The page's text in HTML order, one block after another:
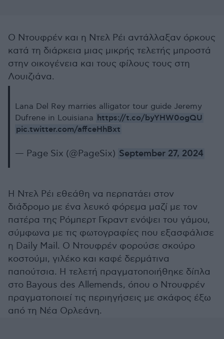
Ο Ντουφρέν και η Ντελ Ρέι αντάλλαξαν όρκους
κατά τη διάρκεια μιας μικρής τελετής μπροστά
στην οικογένεια και τους φίλους τους στη
Λουιζιάνα.
Lana Del Rey marries alligator tour guide Jeremy
Dufrene in Louisiana https://t.co/byYHW0ogQU
pic.twitter.com/affceHhBxt
— Page Six (@PageSix) September 27, 2024
Η Ντελ Ρέι εθεάθη να περπατάει στον
διάδρομο με ένα λευκό φόρεμα μαζί με τον
πατέρα της Ρόμπερτ Γκραντ ενόψει του γάμου,
σύμφωνα με τις φωτογραφίες που εξασφάλισε
η Daily Mail. Ο Ντουφρέν φορούσε σκούρο
κοστούμι, γιλέκο και καφέ δερμάτινα
παπούτσια. Η τελετή πραγματοποιήθηκε δίπλα
στο Bayous des Allemends, όπου ο Ντουφρέν
πραγματοποιεί τις περιηγήσεις με σκάφος έξω
από τη Νέα Ορλεάνη.